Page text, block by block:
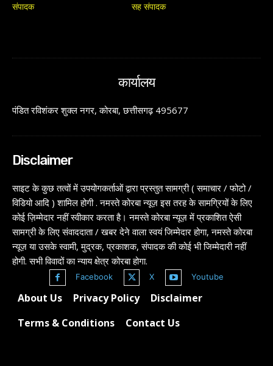
संपादक सह संपादक
कार्यालय
पंडित रविशंकर शुक्ल नगर, कोरबा, छत्तीसगढ़ 495677
Disclaimer
साइट के कुछ तत्वों में उपयोगकर्ताओं द्वारा प्रस्तुत सामग्री ( समाचार / फोटो /
विडियो आदि ) शामिल होगी . नमस्ते कोरबा न्यूज़ इस तरह के सामग्रियों के लिए
कोई ज़िम्मेदार नहीं स्वीकार करता है। नमस्ते कोरबा न्यूज़ में प्रकाशित ऐसी
सामग्री के लिए संवाददाता / खबर देने वाला स्वयं जिम्मेदार होगा, नमस्ते कोरबा
न्यूज़ या उसके स्वामी, मुद्रक, प्रकाशक, संपादक की कोई भी जिम्मेदारी नहीं
होगी. सभी विवादों का न्याय क्षेत्र कोरबा होगा.
Facebook X Youtube
About Us Privacy Policy
Disclaimer
Terms & Conditions
Contact Us